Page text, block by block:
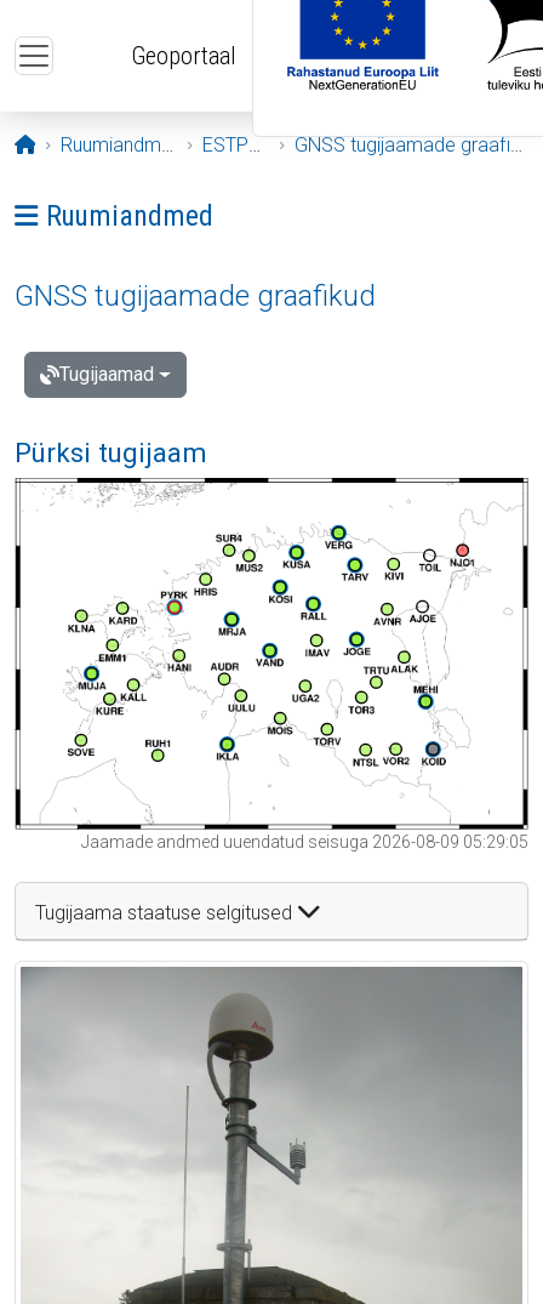
Geoportaal
Avaleht
Ruumiandmed ESTPOS GNSS tugijaamade graafikud
Ava menüü: Ruumiandmed
Ruumiandmed
GNSS tugijaamade graafikud
Tugijaamad
Pürksi tugijaam
Jaamade andmed uuendatud seisuga 2026-08-09 05:29:05
Tugijaama staatuse selgitused